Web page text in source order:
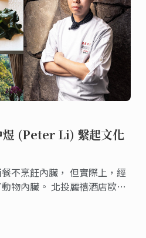
煜 (Peter Li) 繫起文化
不烹飪內臟， 但實際上，經
物內臟。 北投麗禧酒店歐陸
期間。現在他已能自由運用